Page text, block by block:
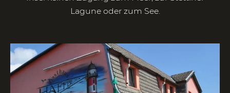
Lagune oder zum See.